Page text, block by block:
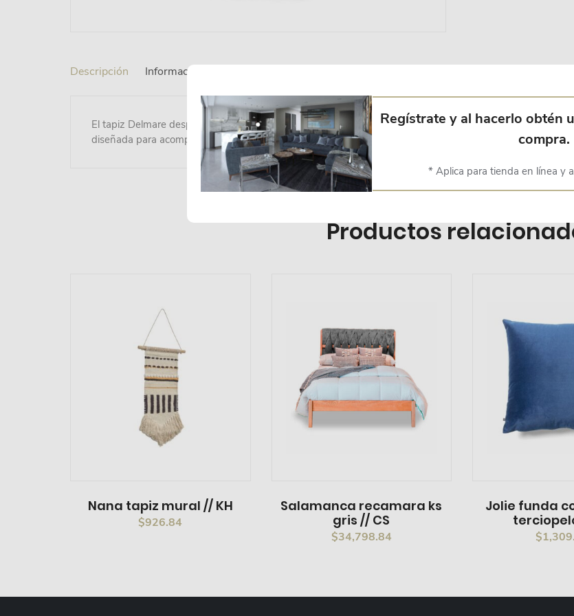
Descripción Información adicional
El tapiz Delmare despierta los sentidos. Además de añadir color al espacio, es 100% de algodón con
diseñada para acompañar al pequeño de casa en todas sus etapas.
Productos
Nana tapiz mural // KH
$926.84
Salamanca recamara ks
gris // CS
$34,798.84
Jolie funda
$
Regístrate y al hacerlo obtén
compra.
* Aplica para tienda en línea y